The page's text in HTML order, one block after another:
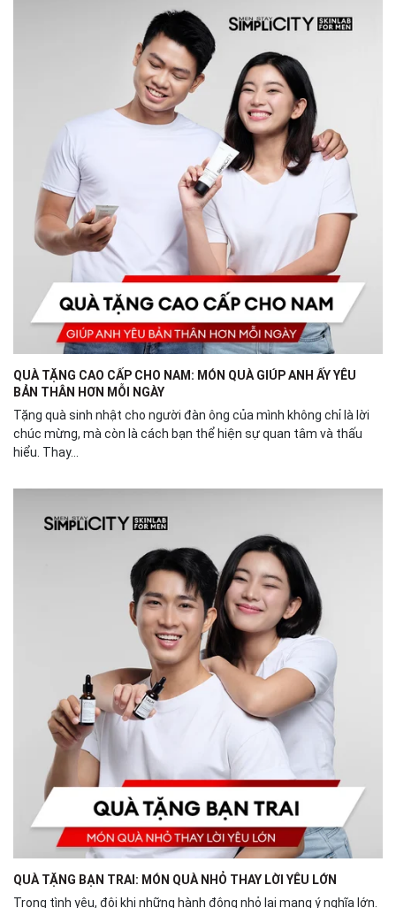
QUÀ TẶNG CAO CẤP CHO NAM: MÓN QUÀ GIÚP ANH ẤY YÊU
BẢN THÂN HƠN MỖI NGÀY
Tặng quà sinh nhật cho người đàn ông của mình không chỉ là lời
chúc mừng, mà còn là cách bạn thể hiện sự quan tâm và thấu
hiểu. Thay...
QUÀ TẶNG BẠN TRAI: MÓN QUÀ NHỎ THAY LỜI YÊU LỚN
Trong tình yêu, đôi khi những hành động nhỏ lại mang ý nghĩa lớn.